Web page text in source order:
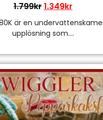
1.799kr1.349kr
är en
upplösning som....